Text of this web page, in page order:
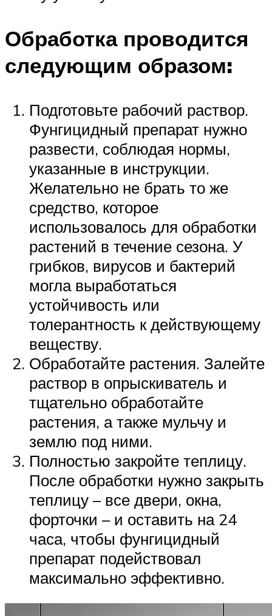
Обработка проводится
следующим образом:
Подготовьте рабочий раствор.
Фунгицидный препарат нужно
развести, соблюдая нормы,
указанные в инструкции.
Желательно не брать то же
средство, которое
использовалось для обработки
растений в течение сезона. У
грибков, вирусов и бактерий
могла выработаться
устойчивость или
толерантность к действующему
веществу.
Обработайте растения. Залейте
раствор в опрыскиватель и
тщательно обработайте
растения, а также мульчу и
землю под ними.
Полностью закройте теплицу.
После обработки нужно закрыть
теплицу – все двери, окна,
форточки – и оставить на 24
часа, чтобы фунгицидный
препарат подействовал
максимально эффективно.